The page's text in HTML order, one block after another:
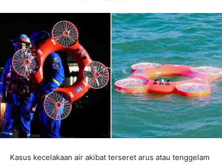
Kasus kecelakaan air akibat terseret arus atau tenggelam